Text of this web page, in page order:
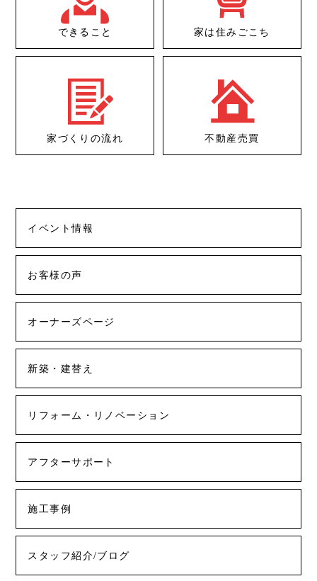
できること 家は住みごこち
家づくりの流れ 不動産売買
イベント情報
お客様の声
オーナーズページ
新築・建替え
リフォーム・リノベーション
アフターサポート
施工事例
スタッフ紹介/ブログ